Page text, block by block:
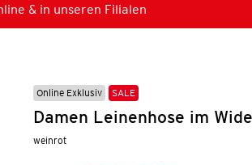
& in unseren Filialen
Online Exklusiv SALE
Damen Leinenhose im
weinrot